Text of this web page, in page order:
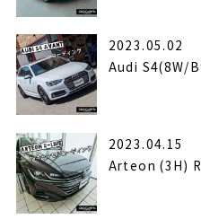
2023.05.02
Audi S4(8W/
2023.04.15
Arteon (3H)